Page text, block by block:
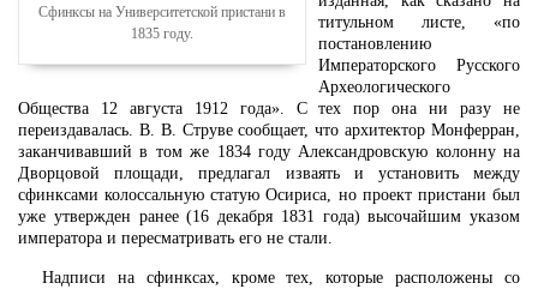
Сфинксы на Университетской пристани в
1835 году.
титульном листе, «по
постановлению
Императорского Русского
Археологического
Общества 12 августа 1912 года». С тех пор она ни разу не
переиздавалась. В. В. Струве сообщает, что архитектор Монферран,
заканчивавший в том же 1834 году Александровскую колонну на
Дворцовой площади, предлагал изваять и установить между
сфинксами колоссальную статую Осириса, но проект пристани был
уже утвержден ранее (16 декабря 1831 года) высочайшим указом
императора и пересматривать его не стали.
Надписи на сфинксах, кроме тех, которые расположены со